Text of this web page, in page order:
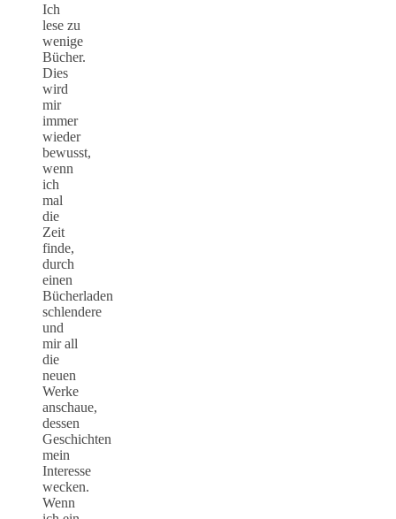
Ich
lese zu
wenige
Bücher.
Dies
wird
mir
immer
wieder
bewusst,
wenn
ich
mal
die
Zeit
finde,
durch
einen
Bücherladen
schlendere
und
mir all
die
neuen
Werke
anschaue,
dessen
Geschichten
mein
Interesse
wecken.
Wenn